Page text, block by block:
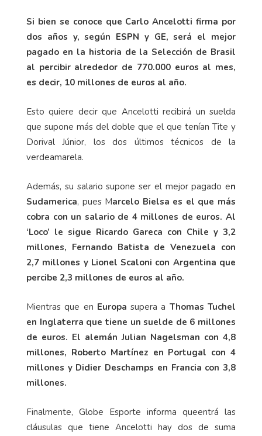
Si bien se conoce que Carlo Ancelotti firma por
dos años y, según ESPN y GE, será el mejor
pagado en la historia de la Selección de Brasil
al percibir alrededor de 770.000 euros al mes,
es decir, 10 millones de euros al año.
Esto quiere decir que Ancelotti recibirá un suelda
que supone más del doble que el que tenían Tite y
Dorival Júnior, los dos últimos técnicos de la
verdeamarela.
Además, su salario supone ser el mejor pagado en
Sudamerica, pues Marcelo Bielsa es el que más
cobra con un salario de 4 millones de euros. Al
‘Loco’ le sigue Ricardo Gareca con Chile y 3,2
millones, Fernando Batista de Venezuela con
2,7 millones y Lionel Scaloni con Argentina que
percibe 2,3 millones de euros al año.
Mientras que en Europasupera a Thomas Tuchel
en Inglaterra que tiene un suelde de 6 millones
de euros. El alemán Julian Nagelsman con 4,8
millones, Roberto Martínez en Portugal con 4
millones y Didier Deschamps en Francia con 3,8
millones.
Finalmente, Globe Esporte informa queentrá las
cláusulas que tiene Ancelotti hay dos de suma